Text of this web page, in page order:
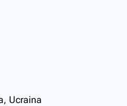
Ucraina